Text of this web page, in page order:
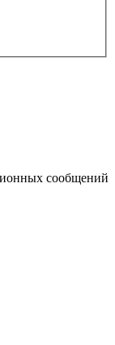
сообщений